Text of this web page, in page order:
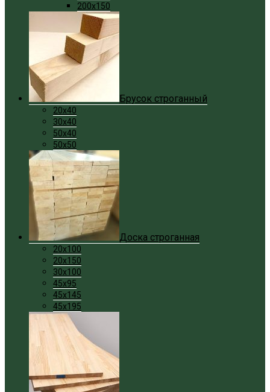
200x150
Брусок строганный
20x40
30x40
50x40
50x50
Доска строганная
20x100
20x150
30x100
45x95
45x145
45x195